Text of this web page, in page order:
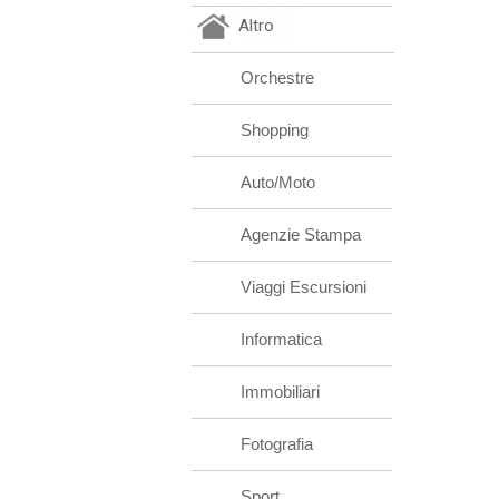
Altro
Orchestre
Shopping
Auto/Moto
Agenzie Stampa
Viaggi Escursioni
Informatica
Immobiliari
Fotografia